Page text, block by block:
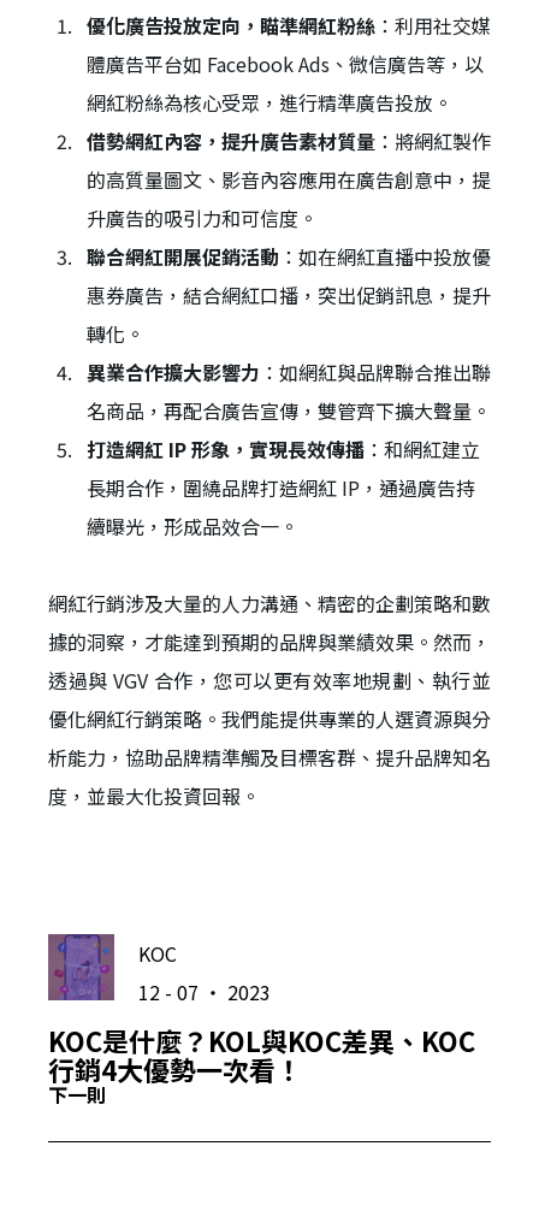
KOC
12 - 07 ‧ 2023
KOC是什麼？KOL與KOC差異、KOC
行銷4大優勢一次看！
下一則
優化廣告投放定向，瞄準網紅粉絲 ：利用社交媒
體廣告平台如 Facebook Ads、微信廣告等，以
網紅粉絲為核心受眾，進行精準廣告投放。
借勢網紅內容，提升廣告素材質量 ：將網紅製作
的高質量圖文、影音內容應用在廣告創意中，提
升廣告的吸引力和可信度。
聯合網紅開展促銷活動 ：如在網紅直播中投放優
惠券廣告，結合網紅口播，突出促銷訊息，提升
轉化。
異業合作擴大影響力 ：如網紅與品牌聯合推出聯
名商品，再配合廣告宣傳，雙管齊下擴大聲量。
打造網紅 IP 形象，實現長效傳播 ：和網紅建立
長期合作，圍繞品牌打造網紅 IP，通過廣告持
續曝光，形成品效合一。
網紅行銷涉及大量的人力溝通、精密的企劃策略和數
據的洞察，才能達到預期的品牌與業績效果。然而，
透過與 VGV 合作，您可以更有效率地規劃、執行並
優化網紅行銷策略。我們能提供專業的人選資源與分
析能力，協助品牌精準觸及目標客群、提升品牌知名
度，並最大化投資回報。